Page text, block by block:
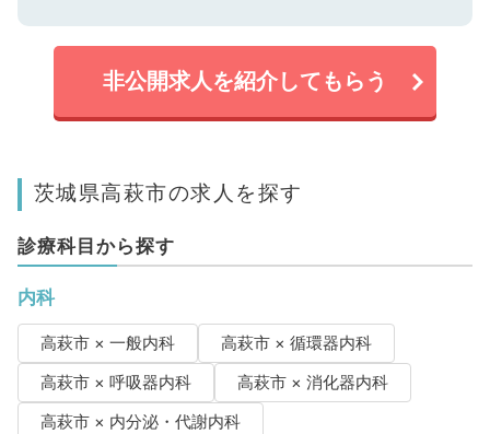
非公開求人を紹介してもらう
茨城県高萩市の求人を探す
診療科目から探す
内科
高萩市 × 一般内科
高萩市 × 循環器内科
高萩市 × 呼吸器内科
高萩市 × 消化器内科
高萩市 × 内分泌・代謝内科